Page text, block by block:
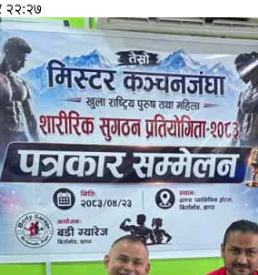
२२:२७